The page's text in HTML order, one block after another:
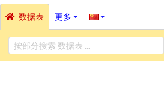
数据表 更多